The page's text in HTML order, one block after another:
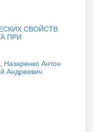
СВОЙСТВ
ПРИ
, Назаренко Антон
Андреевич